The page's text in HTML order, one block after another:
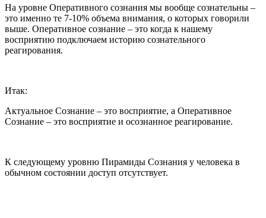
На уровне Оперативного сознания мы вообще сознательны –
это именно те 7-10% объема внимания, о которых говорили
выше. Оперативное сознание – это когда к нашему
восприятию подключаем историю сознательного
реагирования.
Итак:
Актуальное Сознание – это восприятие, а Оперативное
Сознание – это восприятие и осознанное реагирование.
К следующему уровню Пирамиды Сознания у человека в
обычном состоянии доступ отсутствует.